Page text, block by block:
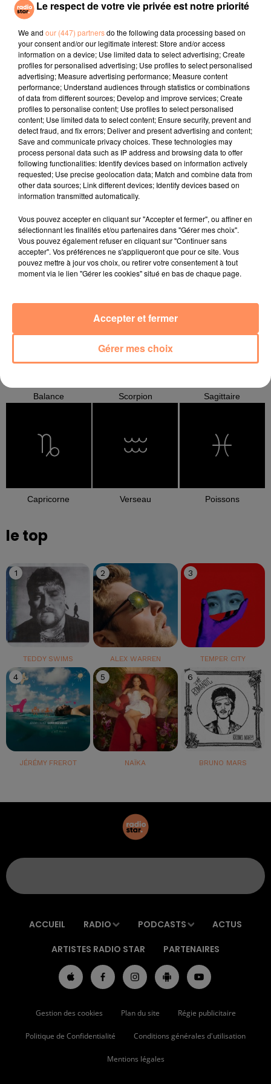
Leave (get Out) Dj Fever Dream
l'horoscope
Bélier Taureau Gémeaux
Balance Scorpion Sagittaire
Capricorne Verseau Poissons
le top
1
TEDDY SWIMS
2
ALEX WARREN
3
TEMPER CITY
4
JÉRÉMY FREROT
5
NAÏKA
6
BRUNO MARS
ACCUEIL RADIO PODCASTS ACTUS
ARTISTES RADIO STAR PARTENAIRES
Gestion des cookies Plan du site Régie publicitaire
Politique de Confidentialité Conditions générales d'utilisation
Mentions légales
Le respect de votre vie privée est notre priorité
We and our (447) partnersdo the following data processing based on
your consent and/or our legitimate interest: Store and/or access
information on a device; Use limited data to select advertising; Create
profiles for personalised advertising; Use profiles to select personalised
advertising; Measure advertising performance; Measure content
performance; Understand audiences through statistics or combinations
of data from different sources; Develop and improve services; Create
profiles to personalise content; Use profiles to select personalised
content; Use limited data to select content; Ensure security, prevent and
detect fraud, and fix errors; Deliver and present advertising and content;
Save and communicate privacy choices. These technologies may
process personal data such as IP address and browsing data to offer
following functionalities: Identify devices based on information actively
requested; Use precise geolocation data; Match and combine data from
other data sources; Link different devices; Identify devices based on
information transmitted automatically.
Vous pouvez accepter en cliquant sur "Accepter et fermer", ou affiner en
sélectionnant les finalités et/ou partenaires dans "Gérer mes choix".
Vous pouvez également refuser en cliquant sur "Continuer sans
accepter". Vos préférences ne s'appliqueront que pour ce site. Vous
pouvez mettre à jour vos choix, ou retirer votre consentement à tout
moment via le lien "Gérer les cookies" situé en bas de chaque page.
Gérer mes choix
Accepter et fermer